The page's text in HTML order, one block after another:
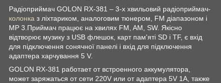
Радіоприймач GOLON RX-381 – 3-х хвильовий радіоприймач-
колонка з ліхтариком, аналоговим тюнером, FM діапазоном і
MP 3.Приймач працює на хвилях FM, AM, SW. Якісно
відтворює музику з USB флешок, карт пам'яті SD і TF, є вхід
для підключення сонячної панелі і вхід для підключення
адаптера харчування 5 V.
GOLON RX-381 работает от встроенного аккумулятора,
может заряжаться от сети 220V или от адаптера 5V 1A, также